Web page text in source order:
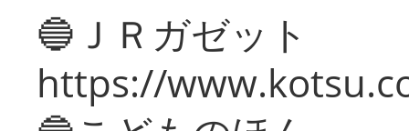
🔵ＪＲガゼット
https://